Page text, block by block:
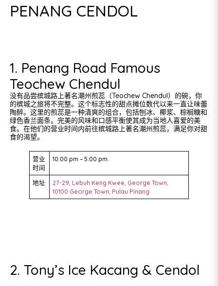
PENANG CENDOL
1. Penang Road Famous
Teochew Chendul
没有品尝槟城路上著名潮州煎蕊（Teochew Chendul）的碗，你
的槟城之旅将不完整。这个标志性的甜点摊位数代以来一直让味蕾
陶醉。这里的煎蕊是一种清爽的组合，包括刨冰、椰浆、棕榈糖和
绿色香兰面条。完美的风味和口感平衡使其成为当地人喜爱的美
食。在他们的营业时间内前往槟城路上著名潮州煎蕊，满足你对甜
食的渴望。
营业
时间
10:00 pm – 5:00 pm.
地址
27-29, Lebuh Keng Kwee, George Town,
10100 George Town, Pulau Pinang
2. Tony’s Ice Kacang & Cendol